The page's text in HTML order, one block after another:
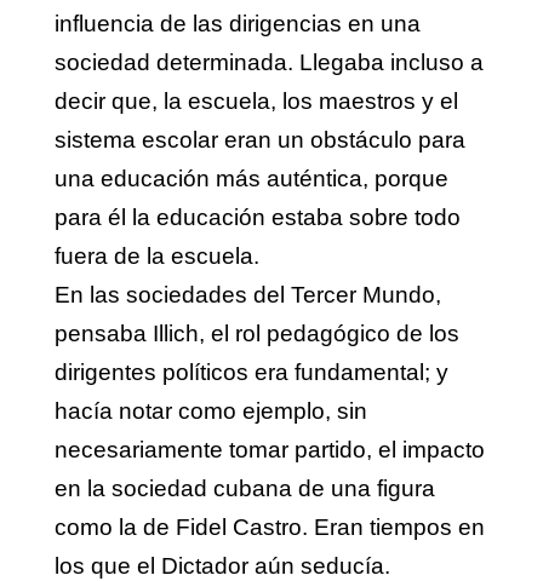
influencia de las dirigencias en una
sociedad determinada. Llegaba incluso a
decir que, la escuela, los maestros y el
sistema escolar eran un obstáculo para
una educación más auténtica, porque
para él la educación estaba sobre todo
fuera de la escuela.
En las sociedades del Tercer Mundo,
pensaba Illich, el rol pedagógico de los
dirigentes políticos era fundamental; y
hacía notar como ejemplo, sin
necesariamente tomar partido, el impacto
en la sociedad cubana de una figura
como la de Fidel Castro. Eran tiempos en
los que el Dictador aún seducía.